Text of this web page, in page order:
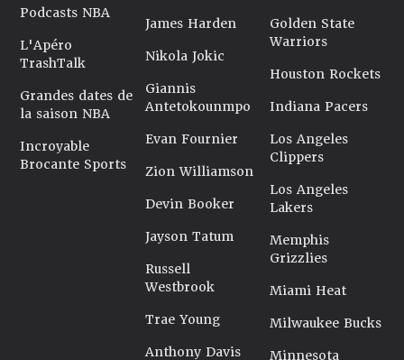
Podcasts NBA
L'Apéro
TrashTalk
Grandes dates de
la saison NBA
Incroyable
Brocante Sports
James Harden
Nikola Jokic
Giannis
Antetokounmpo
Evan Fournier
Zion Williamson
Devin Booker
Jayson Tatum
Russell
Westbrook
Trae Young
Anthony Davis
Golden State
Warriors
Houston Rockets
Indiana Pacers
Los Angeles
Clippers
Los Angeles
Lakers
Memphis
Grizzlies
Miami Heat
Milwaukee Bucks
Minnesota